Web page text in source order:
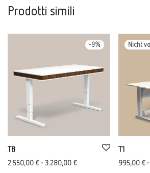
Prodotti simili
-9%
T8
2.550,00 €- 3.280,00 €
T1
995,00 €-